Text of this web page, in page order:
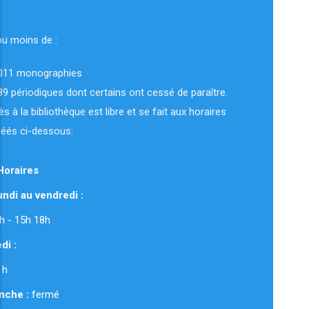
moins de :
monographies
périodiques dont certains ont cessé de paraître.
à la bibliothèque est libre et se fait aux horaires
ci-dessous:
au vendredi :
12h - 15h 18h
:
: fermé